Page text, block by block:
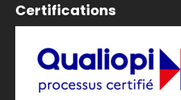
Certifications